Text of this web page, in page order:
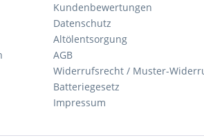
Kundenbewertungen
Datenschutz
Altölentsorgung
AGB
Widerrufsrecht / Muster-
Batteriegesetz
Impressum